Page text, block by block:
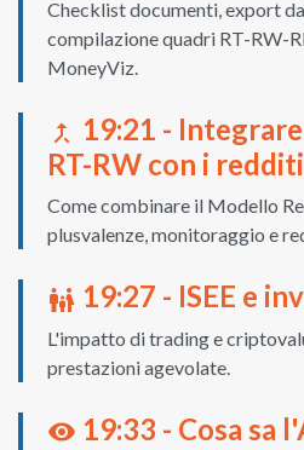
Checklist documenti, export
compilazione quadri RT-RW-
MoneyViz.
merge_type 19:21 -
RT-RW con i
Come combinare il Modello
plusvalenze, monitoraggio e
family_restroom 19:27 - ISEE e
L'impatto di trading e
prestazioni agevolate.
visibility 19:33 - Cosa sa